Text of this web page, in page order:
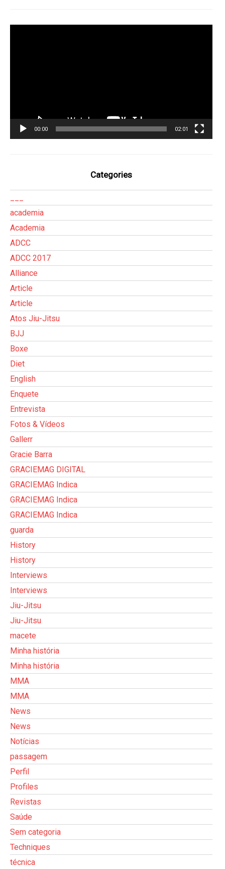
00:00 02:01
Categories
academia
Academia
ADCC
ADCC 2017
Alliance
Article
Article
Atos Jiu-Jitsu
BJJ
Boxe
Diet
English
Enquete
Entrevista
Fotos & Vídeos
Gallerr
Gracie Barra
GRACIEMAG DIGITAL
GRACIEMAG Indica
GRACIEMAG Indica
GRACIEMAG Indica
guarda
History
History
Interviews
Interviews
Jiu-Jitsu
Jiu-Jitsu
macete
Minha história
Minha história
MMA
MMA
News
News
Notícias
passagem
Perfil
Profiles
Revistas
Saúde
Sem categoria
Techniques
técnica